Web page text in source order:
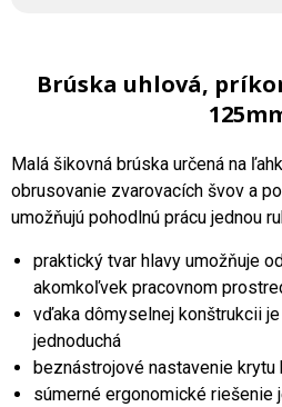
Brúska uhlová,
Malá šikovná brúska určená na
obrusovanie zvarovacích švov a
umožňujú pohodlnú prácu jednou
praktický tvar hlavy umožňuje
akomkoľvek pracovnom
vďaka dômyselnej konštrukcii
jednoduchá
beznástrojové nastavenie krytu
súmerné ergonomické riešenie